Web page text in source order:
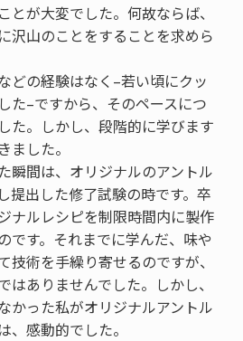
とが大変でした。何故ならば、
沢山のことをすることを求めら
どの経験はなく–若い頃にクッ
た–ですから、そのペースにつ
た。しかし、段階的に学びます
ました。
瞬間は、オリジナルのアントル
提出した修了試験の時です。卒
ナルレシピを制限時間内に製作
です。それまでに学んだ、味や
技術を手繰り寄せるのですが、
はありませんでした。しかし、
かった私がオリジナルアントル
、感動的でした。